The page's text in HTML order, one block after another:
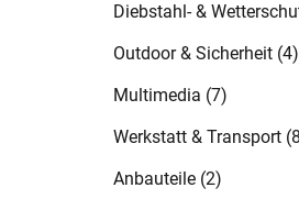
Diebstahl- &
Outdoor & Sicherheit (4)
Multimedia (7)
Werkstatt & Transport
Anbauteile (2)